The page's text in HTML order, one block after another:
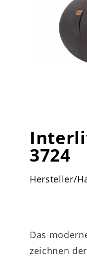
3724
Hersteller/
Das
zeichnen